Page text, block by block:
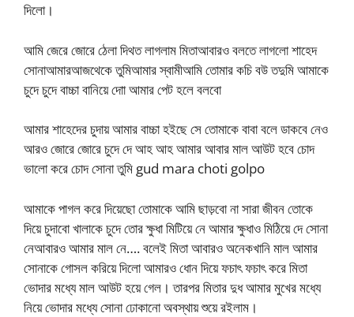
দিলো।
আমি জেরে জোরে ঠেলা দিথত লাগলাম মিতাআবারও বলতে লাগলো শাহেদ
সোনাআমারআজথেকে তুমিআমার স্বামীআমি তোমার কচি বউ তদুমি আমাকে
চুদে চুদে বাচ্চা বানিয়ে দাো আমার পেট হলে বলবো
আমার শাহেদের চুদায় আমার বাচ্চা হইছে সে তোমাকে বাবা বলে ডাকবে নেও
আরও জোরে জোরে চুদে দে আহ আহ আমার আবার মাল আউট হবে চোদ
ভালো করে চোদ সোনা তুমি gud mara choti golpo
আমাকে পাগল করে দিয়েছো তোমাকে আমি ছাড়বো না সারা জীবন তোকে
দিয়ে চুদাবো খালাকে চুদে তোর ক্ষুধা মিটিয়ে নে আমার ক্ষুধাও মিঠিয়ে দে সোনা
নেআবারও আমার মাল নে…. বলেই মিতা আবারও অনেকখানি মাল আমার
সোনাকে গোসল করিয়ে দিলো আমারও ধোন দিয়ে ফচাৎ ফচাৎ করে মিতা
ভোদার মধ্যে মাল আউট হয়ে গেল। তারপর মিতার দুধ আমার মুখের মধ্যে
নিয়ে ভোদার মধ্যে সোনা ঢোকানো অবস্থায় শুয়ে রইলাম।